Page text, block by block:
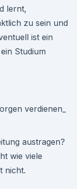
lernt,
zu sein und
ist ein
Studium
austragen?
wie viele
nicht.